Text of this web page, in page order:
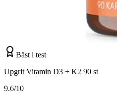
Bäst i test
Upgrit Vitamin D3 + K2 90 st
9.6/10